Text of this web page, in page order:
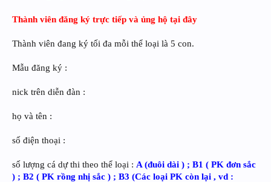
Thành viên đăng ký trực tiếp và ủng hộ tại đây
Thành viên đang ký tối đa mỗi thể loại là 5 con.
Mẫu đăng ký :
nick trên diễn đàn :
họ và tên :
số điện thoại :
số lượng cá dự thi theo thể loại : A (đuôi dài ) ; B1 ( PK đơn sắc
) ; B2 ( PK rồng nhị sắc ) ; B3 (Các loại PK còn lại , vd :